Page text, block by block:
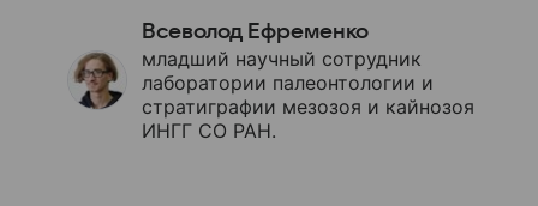
Всеволод Ефременко
младший научный сотрудник
лаборатории палеонтологии и
стратиграфии мезозоя и кайнозоя
ИНГГ СО РАН.